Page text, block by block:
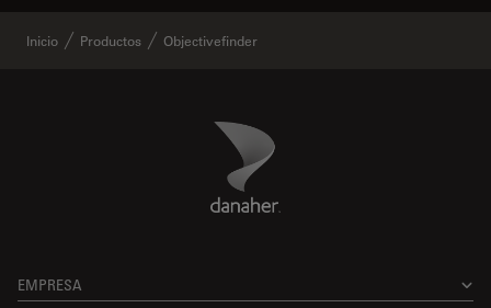
Inicio Productos Objectivefinder
Danaher Logo
EMPRESA